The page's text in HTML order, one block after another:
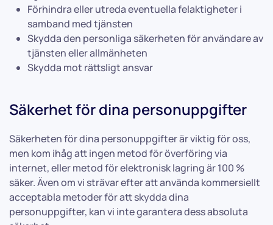
Förhindra eller utreda eventuella felaktigheter i
samband med tjänsten
Skydda den personliga säkerheten för användare av
tjänsten eller allmänheten
Skydda mot rättsligt ansvar
Säkerhet för dina personuppgifter
Säkerheten för dina personuppgifter är viktig för oss,
men kom ihåg att ingen metod för överföring via
internet, eller metod för elektronisk lagring är 100 %
säker. Även om vi strävar efter att använda kommersiellt
acceptabla metoder för att skydda dina
personuppgifter, kan vi inte garantera dess absoluta